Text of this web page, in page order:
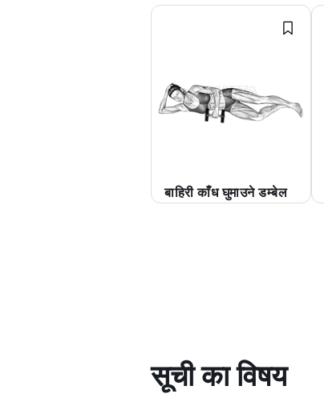
बाहिरी काँध घुमाउने डम्बेल
सूची का विषय